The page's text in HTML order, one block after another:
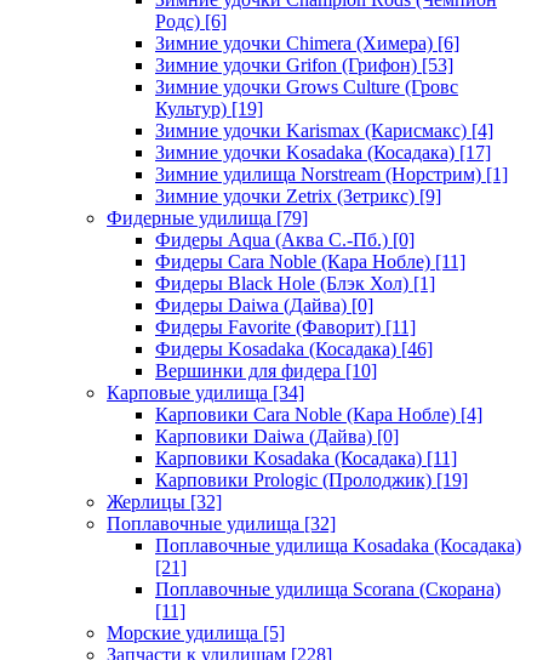
Родс) [6]
Зимние удочки Chimera (Химера) [6]
Зимние удочки Grifon (Грифон) [53]
Зимние удочки Grows Culture (Гровс
Культур) [19]
Зимние удочки Karismax (Карисмакс) [4]
Зимние удочки Kosadaka (Косадака) [17]
Зимние удилища Norstream (Норстрим) [1]
Зимние удочки Zetrix (Зетрикс) [9]
Фидерные удилища [79]
Фидеры Aqua (Аква С.-Пб.) [0]
Фидеры Cara Noble (Кара Нобле) [11]
Фидеры Black Hole (Блэк Хол) [1]
Фидеры Daiwa (Дайва) [0]
Фидеры Favorite (Фаворит) [11]
Фидеры Kosadaka (Косадака) [46]
Вершинки для фидера [10]
Карповые удилища [34]
Карповики Cara Noble (Кара Нобле) [4]
Карповики Daiwa (Дайва) [0]
Карповики Kosadaka (Косадака) [11]
Карповики Prologic (Пролоджик) [19]
Жерлицы [32]
Поплавочные удилища [32]
Поплавочные удилища Kosadaka (Косадака)
[21]
Поплавочные удилища Scorana (Скорана)
[11]
Морские удилища [5]
Запчасти к удилищам [228]